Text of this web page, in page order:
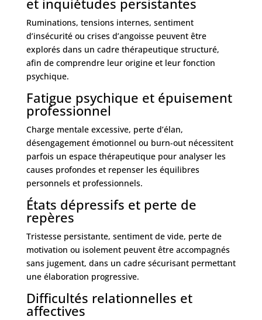
Ruminations, tensions internes, sentiment
d’insécurité ou crises d’angoisse peuvent être
explorés dans un cadre thérapeutique structuré,
afin de comprendre leur origine et leur fonction
psychique.
Fatigue psychique et épuisement
professionnel
Charge mentale excessive, perte d’élan,
désengagement émotionnel ou burn-out nécessitent
parfois un espace thérapeutique pour analyser les
causes profondes et repenser les équilibres
personnels et professionnels.
États dépressifs et perte de
repères
Tristesse persistante, sentiment de vide, perte de
motivation ou isolement peuvent être accompagnés
sans jugement, dans un cadre sécurisant permettant
une élaboration progressive.
Difficultés relationnelles et
affectives